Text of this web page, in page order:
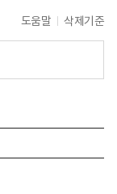
도움말 삭제기준